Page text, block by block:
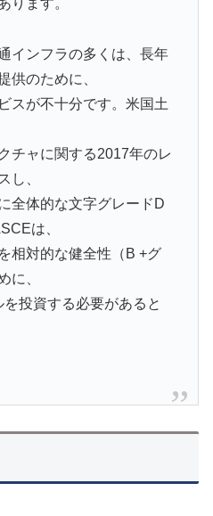
ります。
インフラの多くは、長年
供のために、
スが不十分です。米国土
チャに関する2017年のレ
し、
全体的な文字グレードD
は、
相対的な健全性（B +グ
に、
投資する必要があると